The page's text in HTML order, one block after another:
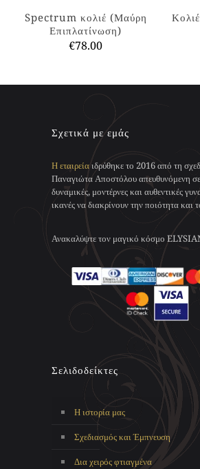
σελίδα
του
προϊόντος
Spectrum κολιέ (Μαύρη
Επιπλατίνωση)
€78.00
προϊόν
παραλλαγές.
Οι
επιλογές
μπορούν
να
επιλεγούν
στη
σελίδα
του
προϊόντος
Σχετικά με εμάς
Η εταιρείαιδρύθηκε το 2016 από τη
Παναγιώτα Αποστόλου απευθυνόμενη σε
δυναμικές, μοντέρνες και αυθεντικές
ικανές να διακρίνουν την ποιότητα και
Ανακαλύψτε τον μαγικό κόσμο
Σελιδοδείκτες
Η ιστορία μας
Σχεδιασμός και Έμπνευση
Δια χειρός φτιαγμένα